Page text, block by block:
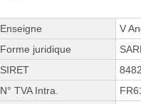
Enseigne
V
Forme juridique
SARL
SIRET
N° TVA Intra.